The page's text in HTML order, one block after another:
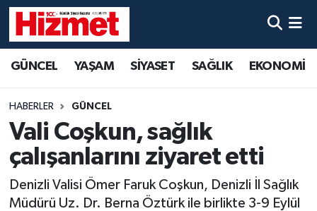
GÜNCEL YAŞAM SİYASET SAĞLIK EKONOMİ
HABERLER GÜNCEL
Vali Coşkun, sağlık
çalışanlarını ziyaret etti
Denizli Valisi Ömer Faruk Coşkun, Denizli İl Sağlık
Müdürü Uz. Dr. Berna Öztürk ile birlikte 3-9 Eylül
YAŞAM
SİYASET
SAĞLIK
EKONOMİ
Denizli Hava Durumu
Denizli Trafik Yoğunluk Haritası
Süper Lig Puan Durumu ve Fikstür
Tüm Manşetler